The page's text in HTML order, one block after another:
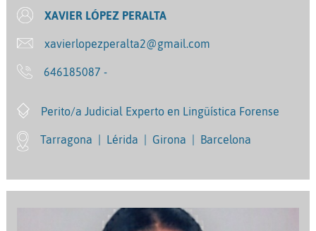
XAVIER LÓPEZ PERALTA
xavierlopezperalta2@gmail.com
646185087 -
Perito/a Judicial Experto en Lingüística Forense
Tarragona Lérida Girona Barcelona